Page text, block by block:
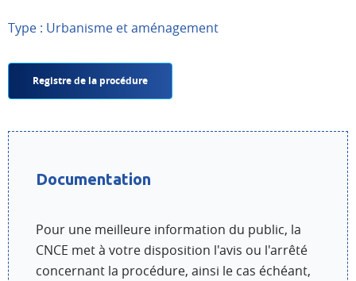
Type : Urbanisme et aménagement
Registre de la procédure
Documentation
Pour une meilleure information du public, la
CNCE met à votre disposition l'avis ou l'arrêté
concernant la procédure, ainsi le cas échéant,